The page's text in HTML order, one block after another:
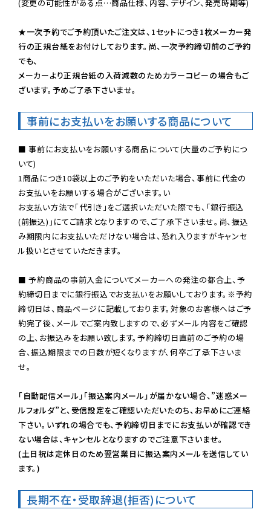
(変更の可能性がある点…商品仕様、内容、デザイン、発売時期等)
★一次予約でご予約頂いたご注文は、1セットにつき1枚メーカー発
行の正規台紙をお付けしております。尚、一次予約締切前のご予約
でも、
メーカーより正規台紙の入荷減数のためカラーコピーの場合もご
ざいます。予めご了承下さいませ。
事前にお支払いをお願いする商品について
■ 事前にお支払いをお願いする商品について(大量のご予約につ
いて)
1商品につき10袋以上のご予約をいただいた場合、事前に代金の
お支払いをお願いする場合がございます。い
お支払い方法で「代引き」をご選択いただいた際でも、「銀行振込
(前振込)」にてご請求となりますので、ご了承下さいませ。尚、振込
み期限内にお支払いただけない場合は、恐れ入りますがキャンセ
ル扱いとさせていただきます。
■ 予約商品の事前入金についてメーカーへの発注の都合上、予
約締切日までに銀行振込でお支払いをお願いしております。※予約
締切日は、商品ページに記載しております。対象のお客様へはご予
約完了後、メールでご案内致しますので、必ずメール内容をご確認
の上、お振込みをお願い致します。予約締切日直前のご予約の場
合、振込期限までの日数が短くなりますが、何卒ご了承下さいま
せ。
「自動配信メール」「振込案内メール」が届かない場合、”迷惑メー
ルフォルダ”と、受信設定をご確認いただいたのち、お早めにご連絡
下さい。いずれの場合でも、予約締切日までにお支払いが確認でき
ない場合は、キャンセルとなりますのでご注意下さいませ。
(土日祝は定休日のため翌営業日に振込案内メールを送信してい
ます。)
長期不在・受取辞退(拒否)について